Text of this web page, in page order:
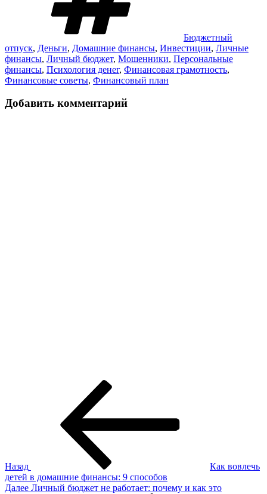
Бюджетный
отпуск, Деньги, Домашние финансы, Инвестиции, Личные
финансы, Личный бюджет, Мошенники, Персональные
финансы, Психология денег, Финансовая грамотность,
Финансовые советы, Финансовый план
Добавить комментарий
Назад
Как вовлечь
детей в домашние финансы: 9 способов
Следующая
Далее Личный бюджет не работает: почему и как это